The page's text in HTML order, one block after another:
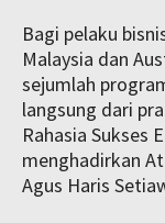
Bagi pelaku
Malaysia dan
sejumlah
langsung dari
Rahasia Sukses
menghadirkan
Agus Haris